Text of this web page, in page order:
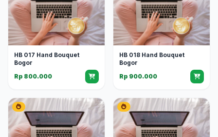
HB 017 Hand Bouquet
Bogor
Rp 800.000
HB 018 Hand Bouquet
Bogor
Rp 900.000